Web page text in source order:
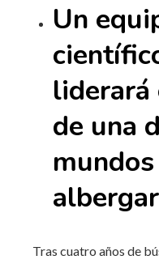
Un
liderará
de una
Tras cuatro años de